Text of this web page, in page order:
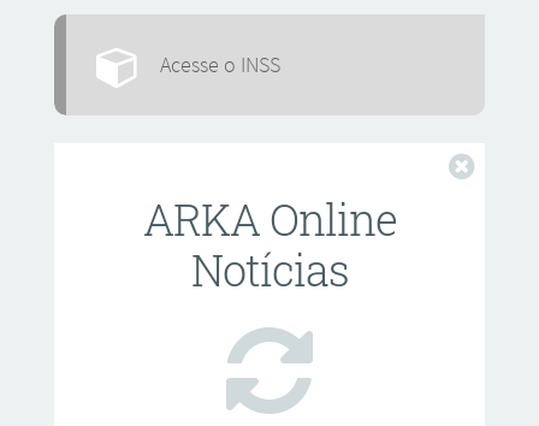
Acesse o INSS
ARKA Online
Notícias